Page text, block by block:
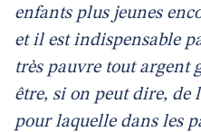
enfants plus jeunes
et il est indispensable
très pauvre tout argent
être, si on peut dire, de
pour laquelle dans les